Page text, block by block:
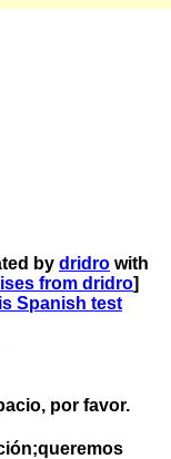
by dridro with
from dridro]
Spanish test
por favor.